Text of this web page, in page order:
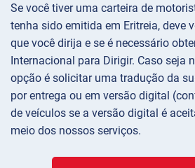
Se você tiver uma carteira de
tenha sido emitida em Eritreia, deve
que você dirija e se é necessário
Internacional para Dirigir. Caso seja
opção é solicitar uma tradução da
por entrega ou em versão digital
de veículos se a versão digital é
meio dos nossos serviços.